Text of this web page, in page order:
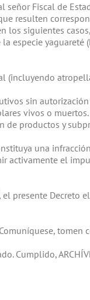
al señor Fiscal de
resulten
los siguientes
especie
(incluyendo
sin
vivos o muertos.
de productos y
una
activamente el
el presente
Comuníquese,
Cumplido,